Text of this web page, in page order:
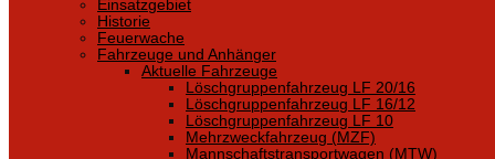
Einsatzgebiet
Historie
Feuerwache
Fahrzeuge und Anhänger
Aktuelle Fahrzeuge
Löschgruppenfahrzeug LF 20/16
Löschgruppenfahrzeug LF 16/12
Löschgruppenfahrzeug LF 10
Mehrzweckfahrzeug (MZF)
Mannschaftstransportwagen (MTW)